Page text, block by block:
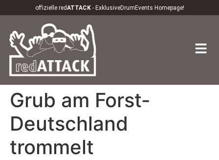
offizielle redATTACK- ExklusiveDrumEvents Homepage!
Grub am Forst-
Deutschland
trommelt